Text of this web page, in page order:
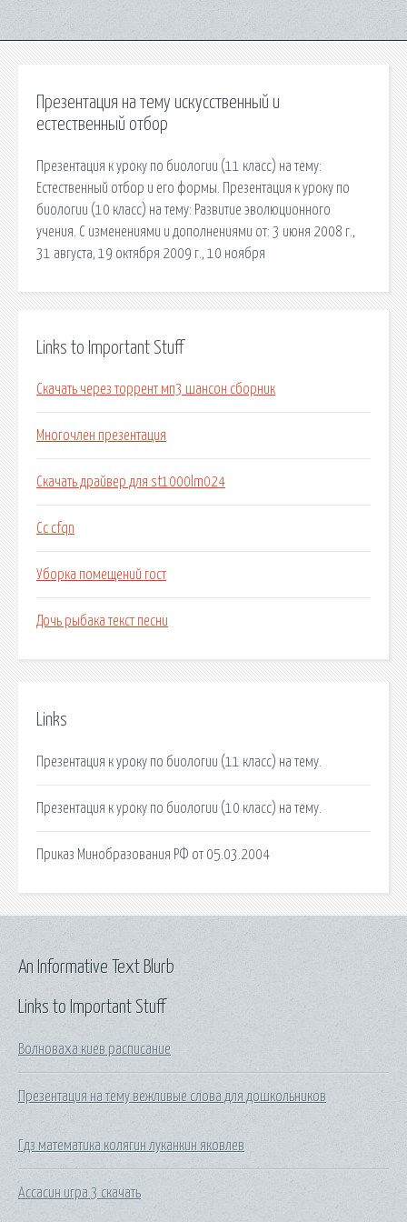
Презентация на тему искусственный и
естественный отбор
Презентация к уроку по биологии (11 класс) на тему:
Естественный отбор и его формы. Презентация к уроку по
биологии (10 класс) на тему: Развитие эволюционного
учения. С изменениями и дополнениями от: 3 июня 2008 г.,
31 августа, 19 октября 2009 г., 10 ноября
Links to Important Stuff
Скачать через торрент мп3 шансон сборник
Многочлен презентация
Скачать драйвер для st1000lm024
Cc cfqn
Уборка помещений гост
Дочь рыбака текст песни
Links
Презентация к уроку по биологии (11 класс) на тему.
Презентация к уроку по биологии (10 класс) на тему.
Приказ Минобразования РФ от 05.03.2004
Links to Important Stuff
Волноваха киев расписание
Презентация на тему вежливые слова для дошкольников
Гдз математика колягин луканкин яковлев
Ассасин игра 3 скачать
An Informative Text Blurb